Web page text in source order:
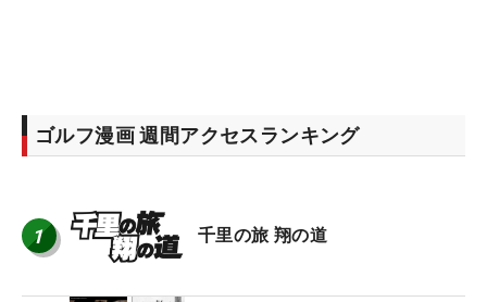
ゴルフ漫画 週間アクセスランキング
1 千里の旅 翔の道